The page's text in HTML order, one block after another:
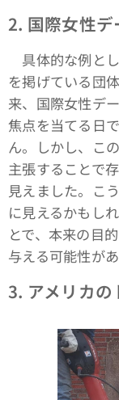
2. 国際女性
具体的な例と
を掲げている団
来、国際女性デ
焦点を当てる日
ん。しかし、こ
主張することで
見えました。こ
に見えるかもし
とで、本来の目
与える可能性があ
3. アメリカ